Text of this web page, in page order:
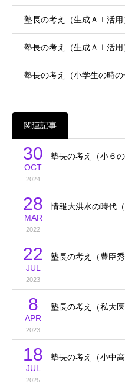
塾長の考え（生成ＡＩ活
塾長の考え（生成ＡＩ活
塾長の考え（小学生の時
関連記事
30
OCT
2024
塾長の考え（小６
28
MAR
2022
情報大洪水の時代（
22
JUL
2023
塾長の考え（豊臣
8
APR
2023
塾長の考え（私大
18
JUL
2025
塾長の考え（小中